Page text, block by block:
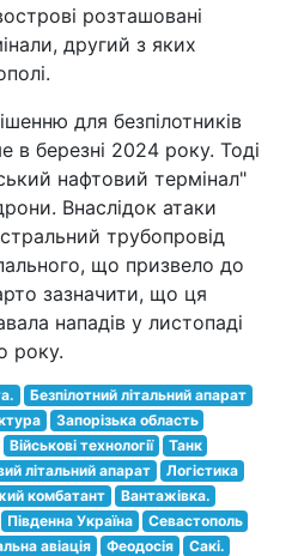
розташовані
другий з яких
для безпілотників
березні 2024 року. Тоді
нафтовий термінал"
Внаслідок атаки
трубопровід
що призвело до
зазначити, що ця
нападів у листопаді
року.
Безпілотний літальний апарат
Запорізька область
Військові технології
Танк
літальний апарат
Логістика
комбатант
Вантажівка.
Південна Україна
Севастополь
авіація Феодосія Сакі.